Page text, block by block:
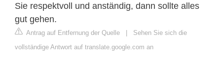
Sie respektvoll und anständig, dann sollte alles
gut gehen.
Antrag auf Entfernung der Quelle | Sehen Sie sich die
vollständige Antwort auf translate.google.com an